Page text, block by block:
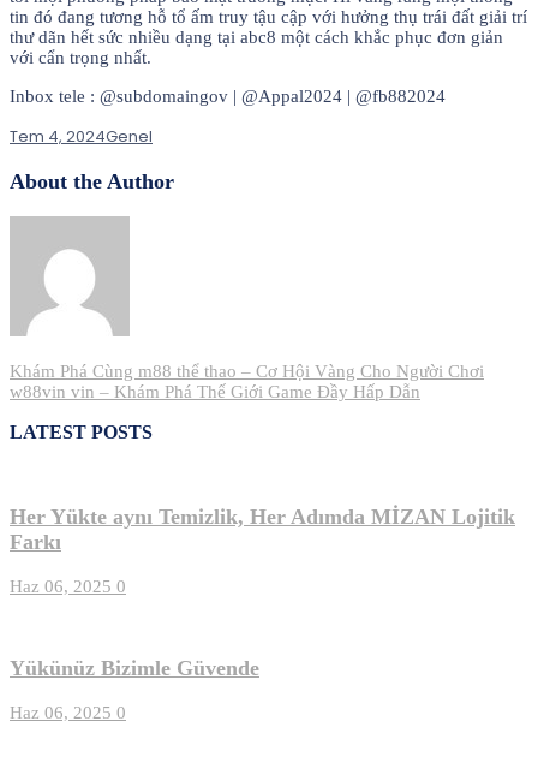
tin đó đang tương hỗ tổ ấm truy tậu cập với hưởng thụ trái đất giải trí
thư dãn hết sức nhiều dạng tại abc8 một cách khắc phục đơn giản
với cẩn trọng nhất.
Inbox tele : @subdomaingov | @Appal2024 | @fb882024
Tem 4, 2024Genel
About the Author
Yazı
gezinmesi
Khám Phá Cùng m88 thể thao – Cơ Hội Vàng Cho Người Chơi
w88vin vin – Khám Phá Thế Giới Game Đầy Hấp Dẫn
LATEST POSTS
Her Yükte aynı Temizlik, Her Adımda MİZAN Lojitik
Farkı
Haz 06, 2025 0
Yükünüz Bizimle Güvende
Haz 06, 2025 0